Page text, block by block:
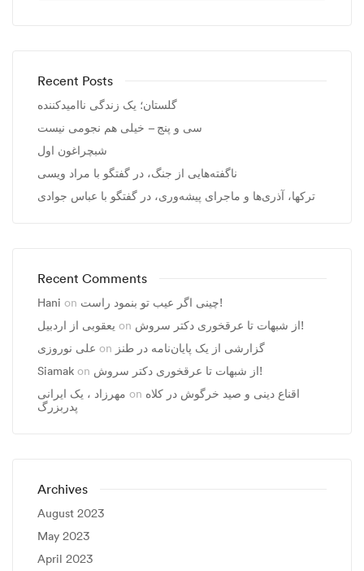
Recent Posts
گلستان؛ یک زندگی ناامیدکننده
سی و پنج – خیلی هم نجومی نیست
شبچراغون اول
ناگفته‌هایی از جنگ، در گفتگو با مراد ویسی
ترکها، آذری‌ها و ماجرای پیشه‌وری، در گفتگو با عباس جوادی
Recent Comments
Hani on
چینی اگر عیب تو بنمود راست!
یعقوبی از اردبیل on
از شبهات تا عرقخوری دکتر سروش!
علی نوروزی on گزارشی از یک پایان‌نامه در طنز
Siamak on
از شبهات تا عرقخوری دکتر سروش!
مهرزاد ، يک ايرانی on اقناع دینی و صید خرگوش در کلاه
پدربزرگ
Archives
August 2023
May 2023
April 2023